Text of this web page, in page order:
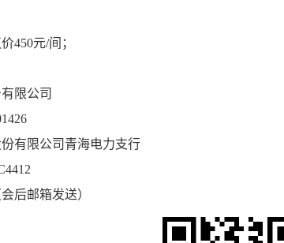
450元/间；
限公司
有限公司青海电力支行
后邮箱发送）